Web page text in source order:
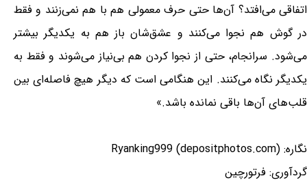
اتفاقى می‌افتد؟ آن‌ها حتى حرف معمولى هم با هم نمی‌زنند و فقط
در گوش هم نجوا می‌کنند و عشق‌شان باز هم به یکدیگر بیشتر
می‌شود. سرانجام، حتى از نجوا کردن هم بی‌نیاز می‌شوند و فقط به
یکدیگر نگاه می‌کنند. این هنگامى است که دیگر هیچ فاصله‌اى بین
قلب‌هاى آن‌ها باقى نمانده باشد.»
نگاره: Ryanking999 (depositphotos.com)
گردآوری: فرتورچین